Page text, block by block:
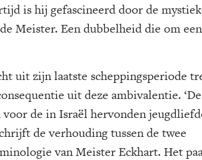
is hij gefascineerd door de
Meister. Een dubbelheid die om een
uit zijn laatste scheppingsperiode
uit deze ambivalentie. ‘De
voor de in Israël hervonden
de verhouding tussen de twee
van Meister Eckhart. Het